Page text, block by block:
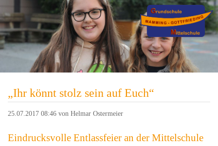
„Ihr könnt stolz sein auf Euch“
25.07.2017 08:46 von Helmar Ostermeier
Eindrucksvolle Entlassfeier an der Mittelschule